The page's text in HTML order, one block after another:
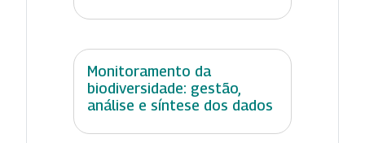
Monitoramento da
biodiversidade: gestão,
análise e síntese dos dados